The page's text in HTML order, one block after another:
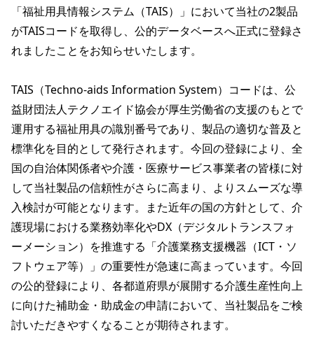
「福祉用具情報システム（TAIS）」において当社の2製品
がTAISコードを取得し、公的データベースへ正式に登録さ
れましたことをお知らせいたします。
TAIS（Techno-aids Information System）コードは、公
益財団法人テクノエイド協会が厚生労働省の支援のもとで
運用する福祉用具の識別番号であり、製品の適切な普及と
標準化を目的として発行されます。今回の登録により、全
国の自治体関係者や介護・医療サービス事業者の皆様に対
して当社製品の信頼性がさらに高まり、よりスムーズな導
入検討が可能となります。また近年の国の方針として、介
護現場における業務効率化やDX（デジタルトランスフォ
ーメーション）を推進する「介護業務支援機器（ICT・ソ
フトウェア等）」の重要性が急速に高まっています。今回
の公的登録により、各都道府県が展開する介護生産性向上
に向けた補助金・助成金の申請において、当社製品をご検
討いただきやすくなることが期待されます。